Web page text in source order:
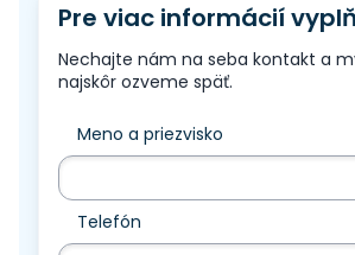
Pre viac informácií
Nechajte nám na seba kontakt a
najskôr ozveme späť.
Meno a priezvisko
Telefón